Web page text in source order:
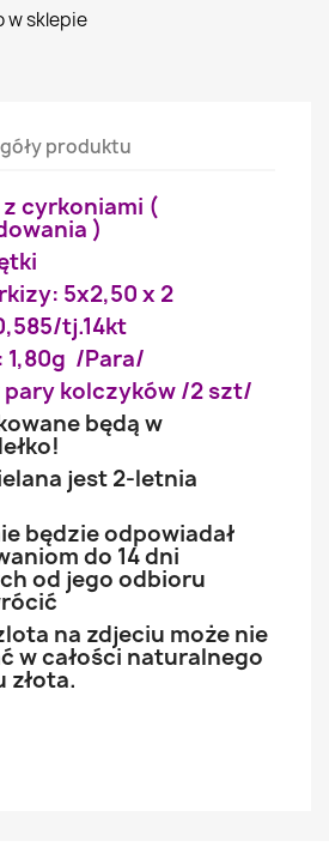
w sklepie
produktu
z cyrkoniami (
)
5x2,50 x 2
tj.14kt
1,80g /Para/
kolczyków /2 szt/
będą w
jest 2-letnia
będzie odpowiadał
do 14 dni
od jego odbioru
na zdjeciu może nie
w całości naturalnego
złota.